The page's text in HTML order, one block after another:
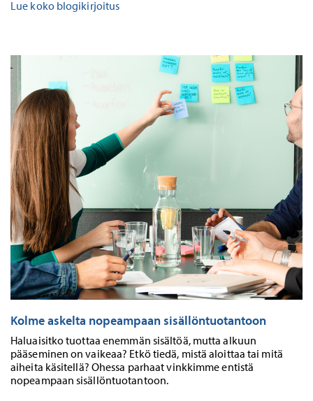
Lue koko blogikirjoitus
Kolme askelta nopeampaan sisällöntuotantoon
Haluaisitko tuottaa enemmän sisältöä, mutta alkuun
pääseminen on vaikeaa? Etkö tiedä, mistä aloittaa tai mitä
aiheita käsitellä? Ohessa parhaat vinkkimme entistä
nopeampaan sisällöntuotantoon.